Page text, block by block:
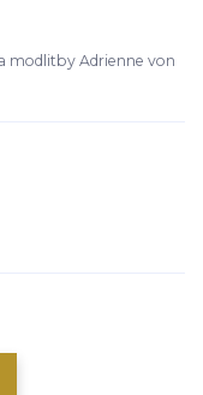
modlitby Adrienne von